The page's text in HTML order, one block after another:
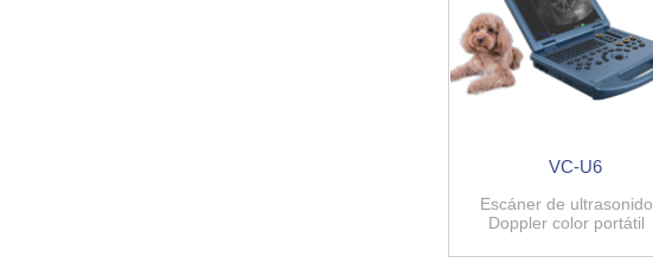
VC-U6
Escáner de ultrasonido
Doppler color portátil